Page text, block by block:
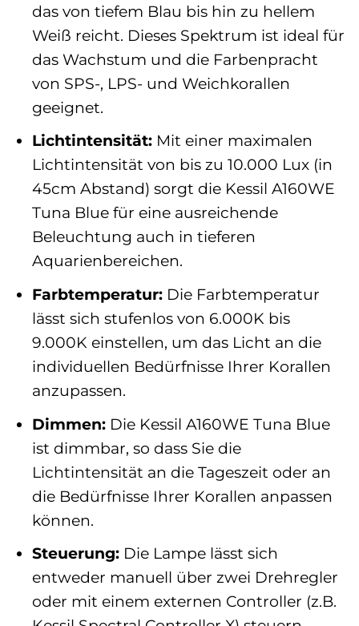
das von tiefem Blau bis hin zu hellem
Weiß reicht. Dieses Spektrum ist ideal für
das Wachstum und die Farbenpracht
von SPS-, LPS- und Weichkorallen
geeignet.
Lichtintensität:Mit einer maximalen
Lichtintensität von bis zu 10.000 Lux (in
45cm Abstand) sorgt die Kessil A160WE
Tuna Blue für eine ausreichende
Beleuchtung auch in tieferen
Aquarienbereichen.
Farbtemperatur:Die Farbtemperatur
lässt sich stufenlos von 6.000K bis
9.000K einstellen, um das Licht an die
individuellen Bedürfnisse Ihrer Korallen
anzupassen.
Dimmen:Die Kessil A160WE Tuna Blue
ist dimmbar, so dass Sie die
Lichtintensität an die Tageszeit oder an
die Bedürfnisse Ihrer Korallen anpassen
können.
Steuerung:Die Lampe lässt sich
entweder manuell über zwei Drehregler
oder mit einem externen Controller (z.B.